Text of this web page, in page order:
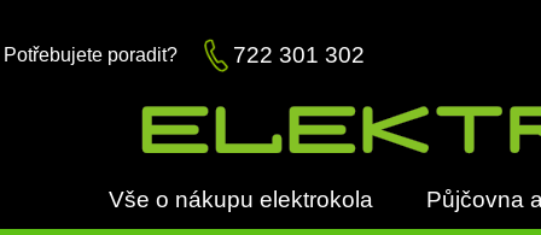
Potřebujete poradit? 722 301 302
Vše o nákupu elektrokola Půjčovna